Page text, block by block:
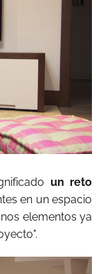
un reto
en un espacio
elementos ya